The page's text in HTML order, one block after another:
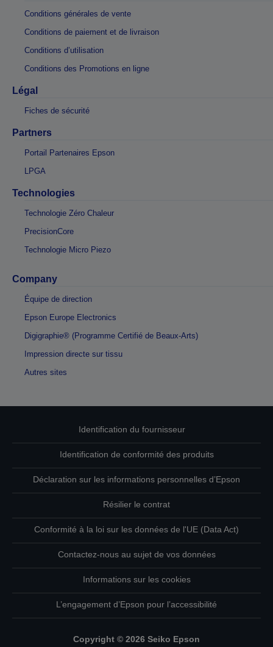
Conditions générales de vente
Conditions de paiement et de livraison
Conditions d’utilisation
Conditions des Promotions en ligne
Légal
Fiches de sécurité
Partners
Portail Partenaires Epson
LPGA
Technologies
Technologie Zéro Chaleur
PrecisionCore
Technologie Micro Piezo
Company
Équipe de direction
Epson Europe Electronics
Digigraphie® (Programme Certifié de Beaux-Arts)
Impression directe sur tissu
Autres sites
Identification du fournisseur
Identification de conformité des produits
Déclaration sur les informations personnelles d’Epson
Résilier le contrat
Conformité à la loi sur les données de l'UE (Data Act)
Contactez-nous au sujet de vos données
Informations sur les cookies
L’engagement d’Epson pour l’accessibilité
Copyright © 2026 Seiko Epson